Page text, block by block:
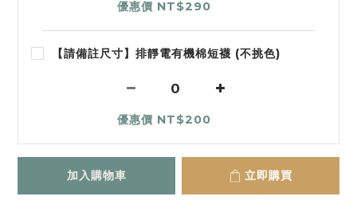
優惠價 NT$290
【請備註尺寸】排靜電有機棉短襪 (不挑色)
優惠價 NT$200
加入購物車 立即購買